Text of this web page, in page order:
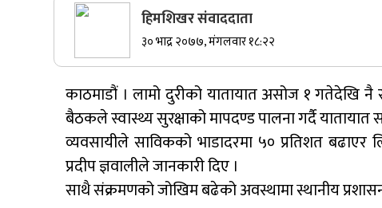
सुर्खेतमा जिप दुर्घटना,१५ जना घाइते
कर्णालीमा कांग्रेसका चार मन्त्रीहरूले दिए
राजीनामा
हिमशिखर संवाददाता
३० भाद्र २०७७, मंगलवार १८:२२
काठमाडौं । लामो दुरीको यातायात असोज १ गतेदेखि
बैठकले स्वास्थ्य सुरक्षाको मापदण्ड पालना गर्दै यातायात
व्यवसायीले साविकको भाडादरमा ५० प्रतिशत बढाएर
प्रदीप ज्ञवालीले जानकारी दिए ।
साथै संक्रमणको जोखिम बढेको अवस्थामा स्थानीय